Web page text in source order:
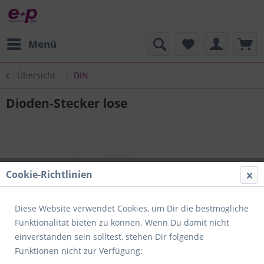
Menü
Übersicht DIN
Dioden-Stecker lose
Cookie-Richtlinien
Diese Website verwendet Cookies, um Dir die bestmögliche
Funktionalität bieten zu können. Wenn Du damit nicht
einverstanden sein solltest, stehen Dir folgende
Funktionen nicht zur Verfügung: